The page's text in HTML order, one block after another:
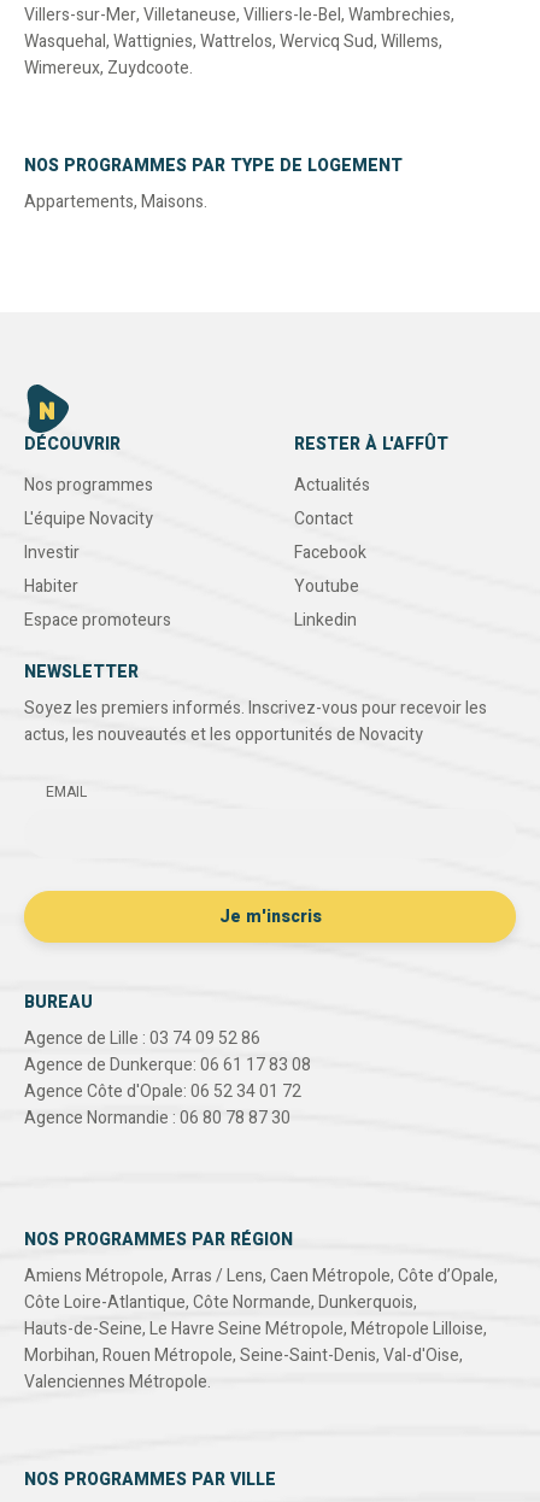
Villers-sur-Mer,Villetaneuse,Villiers-le-Bel,Wambrechies,
Wasquehal,Wattignies,Wattrelos,Wervicq Sud,Willems,
Wimereux, Zuydcoote.
NOS PROGRAMMES PAR TYPE DE LOGEMENT
Appartements,Maisons.
DÉCOUVRIR
Nos programmes
L'équipe Novacity
Investir
Habiter
Espace promoteurs
RESTER À L'AFFÛT
Actualités
Contact
Facebook
Youtube
Linkedin
NEWSLETTER
Soyez les premiers informés. Inscrivez-vous pour recevoir les
actus, les nouveautés et les opportunités de Novacity
EMAIL
BUREAU
Agence de Lille : 03 74 09 52 86
Agence de Dunkerque: 06 61 17 83 08
Agence Côte d'Opale: 06 52 34 01 72
Agence Normandie : 06 80 78 87 30
NOS PROGRAMMES PAR RÉGION
Amiens Métropole,Arras / Lens,Caen Métropole,Côte d’Opale,
Côte Loire-Atlantique,Côte Normande,Dunkerquois,
Hauts-de-Seine,Le Havre Seine Métropole,Métropole Lilloise,
Morbihan,Rouen Métropole,Seine-Saint-Denis,Val-d'Oise,
Valenciennes Métropole.
NOS PROGRAMMES PAR VILLE